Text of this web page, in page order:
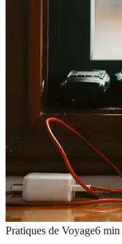
Pratiques de Voyage6 min